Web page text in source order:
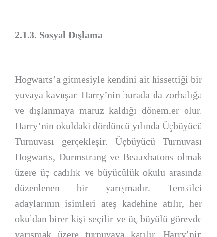
2.1.3. Sosyal Dışlama
Hogwarts’a gitmesiyle kendini ait hissettiği bir
yuvaya kavuşan Harry’nin burada da zorbalığa
ve dışlanmaya maruz kaldığı dönemler olur.
Harry’nin okuldaki dördüncü yılında Üçbüyücü
Turnuvası gerçekleşir. Üçbüyücü Turnuvası
Hogwarts, Durmstrang ve Beauxbatons olmak
üzere üç cadılık ve büyücülük okulu arasında
düzenlenen bir yarışmadır. Temsilci
adaylarının isimleri ateş kadehine atılır, her
okuldan birer kişi seçilir ve üç büyülü görevde
yarışmak üzere turnuvaya katılır. Harry’nin